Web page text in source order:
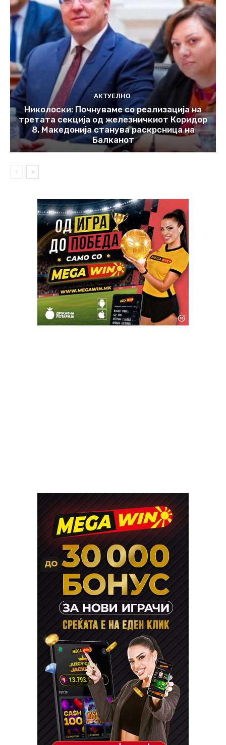
АКТУЕЛНО
Николоски: Почнуваме со реализација на
третата секција од железничкиот Коридор
8, Македонија станува раскрсница на
Балканот